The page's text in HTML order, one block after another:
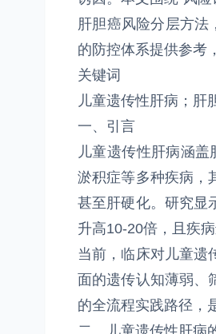
肝胆癌风险分层方法
的防控体系提供参考
关键词
儿童遗传性肝病；肝
一、引言
儿童遗传性肝病涵
淤积症等多种疾病，
甚至肝硬化。研究显
升高10-20倍，且疾
当前，临床对儿童遗
面的遗传认知薄弱、
的全流程实践路径，
二、儿童遗传性肝病